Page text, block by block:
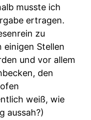
musste ich
ertragen.
zu
einigen Stellen
und vor allem
den
weiß, wie
aussah?)